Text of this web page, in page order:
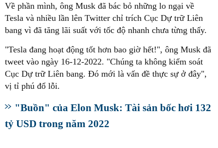
Về phần mình, ông Musk đã bác bỏ những lo ngại về
Tesla và nhiều lần lên Twitter chỉ trích Cục Dự trữ Liên
bang vì đã tăng lãi suất với tốc độ nhanh chưa từng thấy.
"Tesla đang hoạt động tốt hơn bao giờ hết!", ông Musk đã
tweet vào ngày 16-12-2022. "Chúng ta không kiểm soát
Cục Dự trữ Liên bang. Đó mới là vấn đề thực sự ở đây",
vị tỉ phú đổ lỗi.
"Buồn" của Elon Musk: Tài sản bốc hơi 132
tỷ USD trong năm 2022